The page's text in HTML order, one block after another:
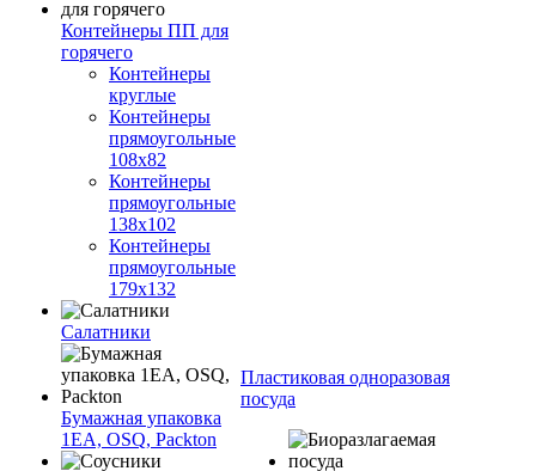
Контейнеры ПП для
горячего
Контейнеры
круглые
Контейнеры
прямоугольные
108х82
Контейнеры
прямоугольные
138х102
Контейнеры
прямоугольные
179х132
Салатники
Бумажная упаковка
1ЕА, OSQ, Packton
Пластиковая одноразовая
посуда